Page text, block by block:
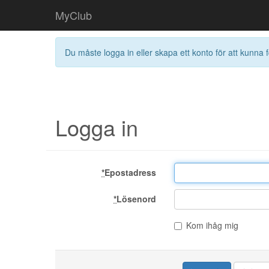
MyClub
Du måste logga in eller skapa ett konto för att kunna
Logga in
*Epostadress
*Lösenord
Kom ihåg mig